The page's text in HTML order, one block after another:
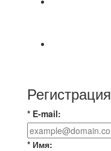
Регистрация
* E-mail:
* Имя: